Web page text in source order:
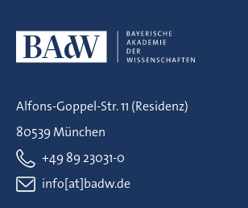
Alfons-Goppel-Str. 11 (Residenz)
80539 München
+49 89 23031-0
info[at]badw.de